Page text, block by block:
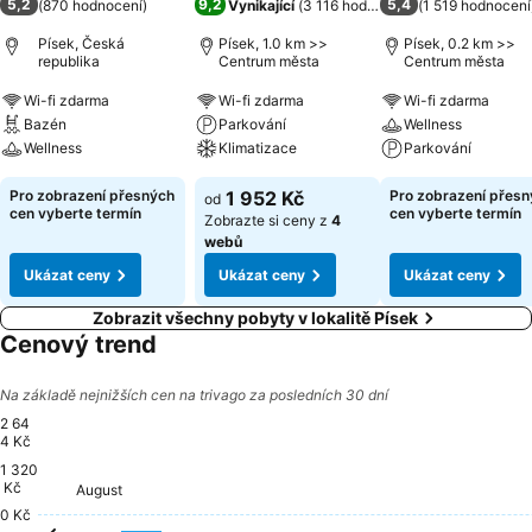
5,2 (870 hodnocení)
Písek, Česká
republika
Wi-fi zdarma
Bazén
Wellness
Pro zobrazení přesných
cen vyberte termín
Ukázat ceny
9,2 Vynikající (3 116 hodnocení )
Písek, 1.0 km >>
Centrum města
Wi-fi zdarma
Parkování
Klimatizace
od 1 952 Kč
Zobrazte si ceny z 4
webů
Ukázat ceny
5,4 (1 519 hodnocení
Písek, 0.2 km >>
Centrum města
Wi-fi zdarma
Wellness
Parkování
Pro zobrazení
cen vyberte termín
Ukázat ceny
Zobrazit všechny pobyty v lokalitě Písek
Cenový trend
Na základě nejnižších cen na trivago za posledních 30 dní
2 64
4 Kč
1 320
Kč
0 Kč
Thursday, August 06
2 296 Kč
August
Friday, August 07
2 444 Kč
Saturday, August 08
2 443 Kč